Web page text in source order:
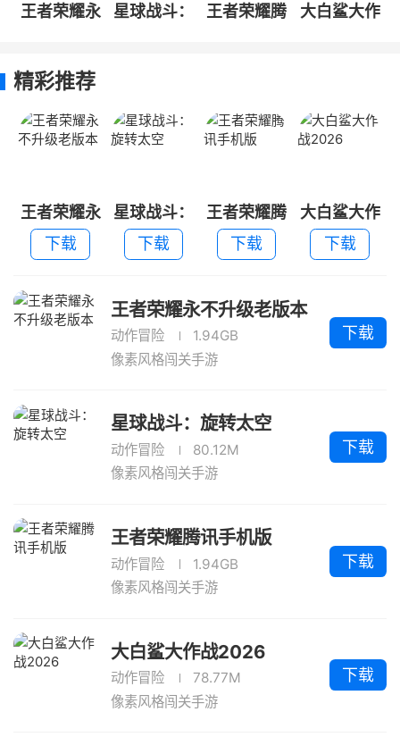
王者荣耀永
星球战斗：
王者荣耀腾
大白鲨大作
精彩推荐
王者荣耀永
不升级老版
本
下载
星球战斗：
旋转太空
下载
王者荣耀腾
讯手机版
下载
大白鲨大作
战2026
下载
王者荣耀永不升级老版本
动作冒险
1.94GB
像素风格闯关手游
下载
星球战斗：旋转太空
动作冒险
80.12M
像素风格闯关手游
下载
王者荣耀腾讯手机版
动作冒险
1.94GB
像素风格闯关手游
下载
大白鲨大作战2026
动作冒险
78.77M
像素风格闯关手游
下载